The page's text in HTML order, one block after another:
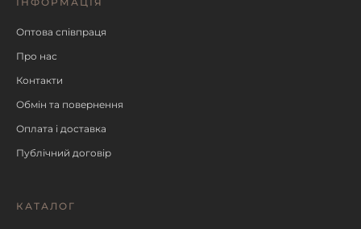
Оптова співпраця
Про нас
Контакти
Обмін та повернення
Оплата і доставка
Публічний договір
КАТАЛОГ